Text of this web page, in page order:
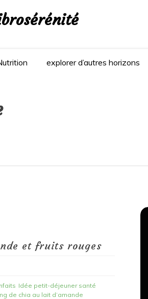
explorer d’autres horizons
et fruits rouges
Idée petit-déjeuner santé
de chia au lait d’amande